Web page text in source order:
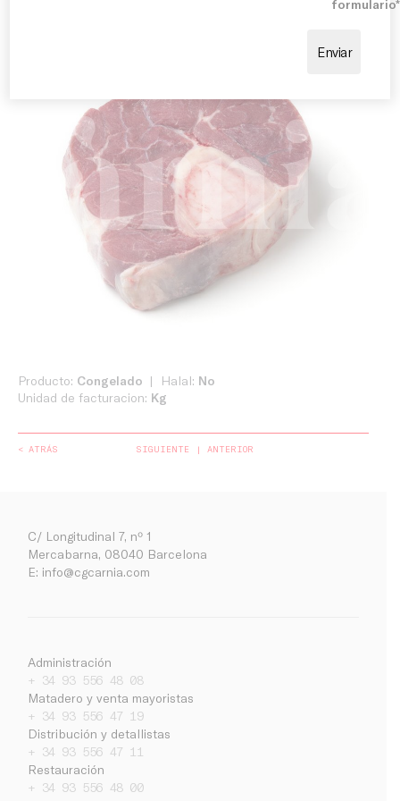
Empresa
Noticias
Producto: Congelado Halal: No
Unidad de facturacion: Kg
< ATRÁS SIGUIENTE ANTERIOR
C/ Longitudinal 7, nº 1
Mercabarna, 08040 Barcelona
E: info@cgcarnia.com
Administración
+ 34 93 556 48 08
Matadero y venta mayoristas
+ 34 93 556 47 19
Distribución y detallistas
+ 34 93 556 47 11
Restauración
+ 34 93 556 48 00
formulario*